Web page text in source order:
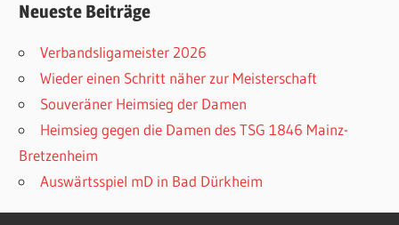
Neueste Beiträge
Verbandsligameister 2026
Wieder einen Schritt näher zur Meisterschaft
Souveräner Heimsieg der Damen
Heimsieg gegen die Damen des TSG 1846 Mainz-
Bretzenheim
Auswärtsspiel mD in Bad Dürkheim